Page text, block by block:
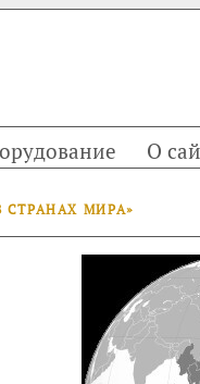
О
МИРА»